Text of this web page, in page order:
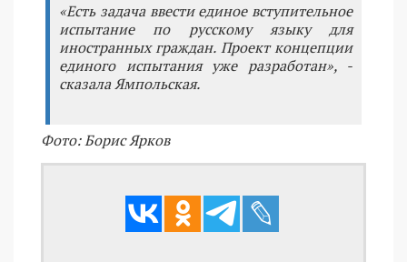
«Есть задача ввести единое вступительное
испытание по русскому языку для
иностранных граждан. Проект концепции
единого испытания уже разработан», -
сказала Ямпольская.
Фото: Борис Ярков